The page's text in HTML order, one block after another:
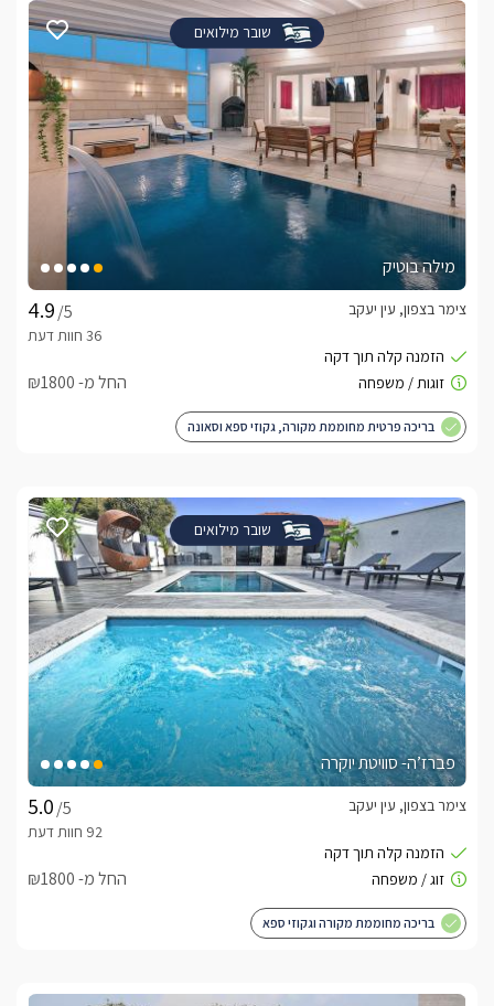
שובר מילואים
מילה בוטיק
/5
צימר בצפון, עין יעקב
החל מ- ₪1800
בריכה פרטית מחוממת מקורה, גקוזי ספא וסאונה
שובר מילואים
פברז’ה- סוויטת יוקרה
/5
צימר בצפון, עין יעקב
החל מ- ₪1800
בריכה מחוממת מקורה וגקוזי ספא